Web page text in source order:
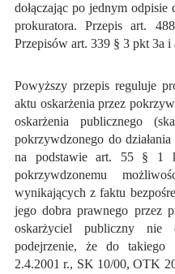
dołączając po jednym odpisie
prokuratora. Przepis art.
Przepisów art. 339 § 3 pkt 3a i
Powyższy przepis reguluje
aktu oskarżenia przez
oskarżenia publicznego
pokrzywdzonego do
na podstawie art. 55 § 1
pokrzywdzonemu
wynikających z faktu
jego dobra prawnego przez
oskarżyciel publiczny nie
podejrzenie, że do
2.4.2001 r., SK 10/00, OTK